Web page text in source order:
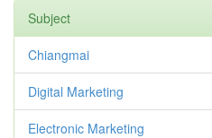
Subject
Chiangmai
Digital Marketing
Electronic Marketing